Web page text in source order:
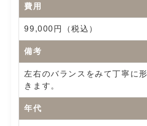
費用
99,000円（税込）
備考
左右のバランスをみて丁寧に
きます。
年代